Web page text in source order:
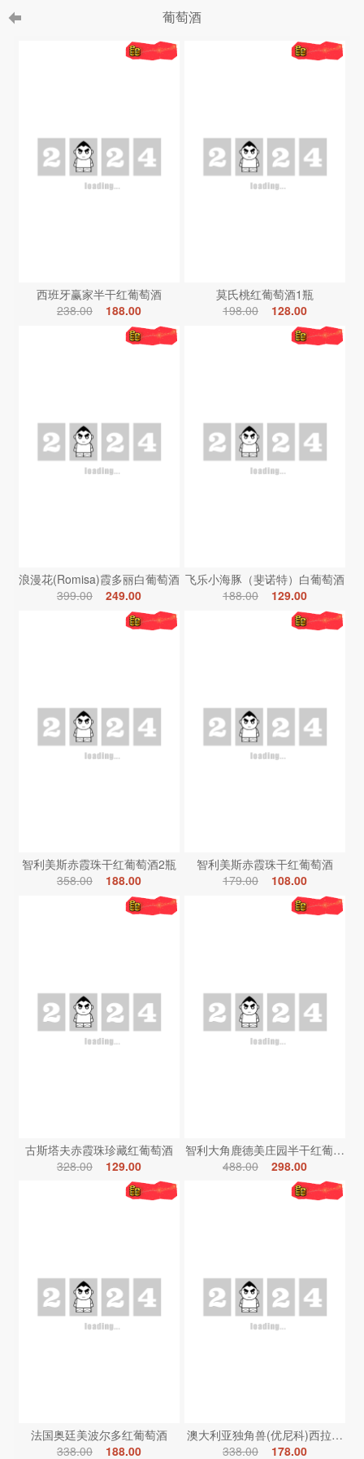
葡萄酒
西班牙赢家半干红葡萄酒
238.00
188.00
莫氏桃红葡萄酒1瓶
198.00
128.00
浪漫花(Romisa)霞多丽白葡萄酒
399.00
249.00
飞乐小海豚（斐诺特）白葡萄酒
188.00
129.00
智利美斯赤霞珠干红葡萄酒2瓶
358.00
188.00
智利美斯赤霞珠干红葡萄酒
179.00
108.00
古斯塔夫赤霞珠珍藏红葡萄酒
328.00
129.00
智利大角鹿德美庄园半干红葡萄酒
488.00
298.00
法国奥廷美波尔多红葡萄酒
338.00
188.00
澳大利亚独角兽(优尼科)西拉红葡
338.00
178.00